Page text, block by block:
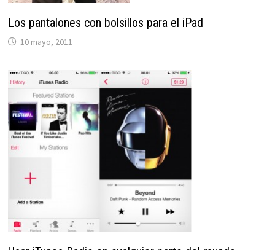
Los pantalones con bolsillos para el iPad
10 mayo, 2011